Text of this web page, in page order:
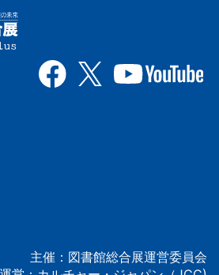
主催：図書館総合展運営委員会